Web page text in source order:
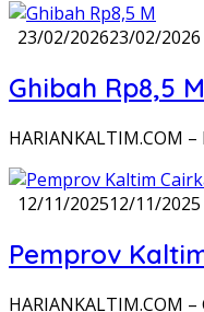
23/02/202623/02/2026
Ghibah Rp8,5 M
HARIANKALTIM.COM
12/11/202512/11/2025
Pemprov
HARIANKALTIM.COM